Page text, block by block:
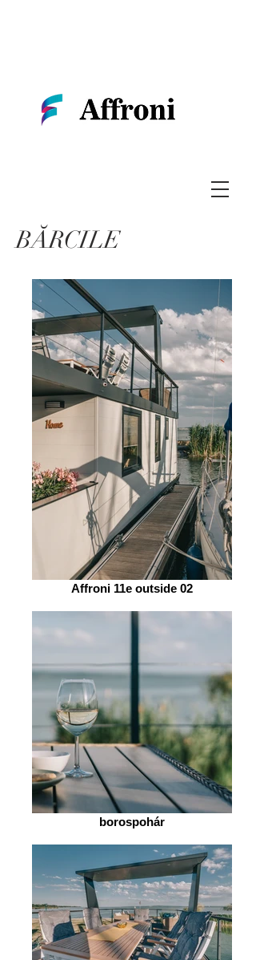
BĂRCILE
Affroni 11e outside 02
borospohár